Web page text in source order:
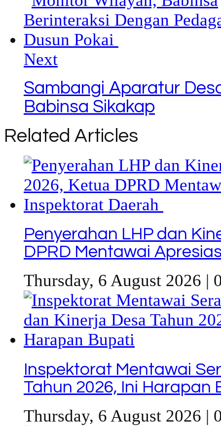
Next
Sambangi Aparatur
Babinsa Sikakap
Related Articles
Penyerahan LHP dan
DPRD Mentawai
Thursday, 6 August 2026 |
Inspektorat Mentawai
Tahun 2026, Ini Harapan
Thursday, 6 August 2026 |